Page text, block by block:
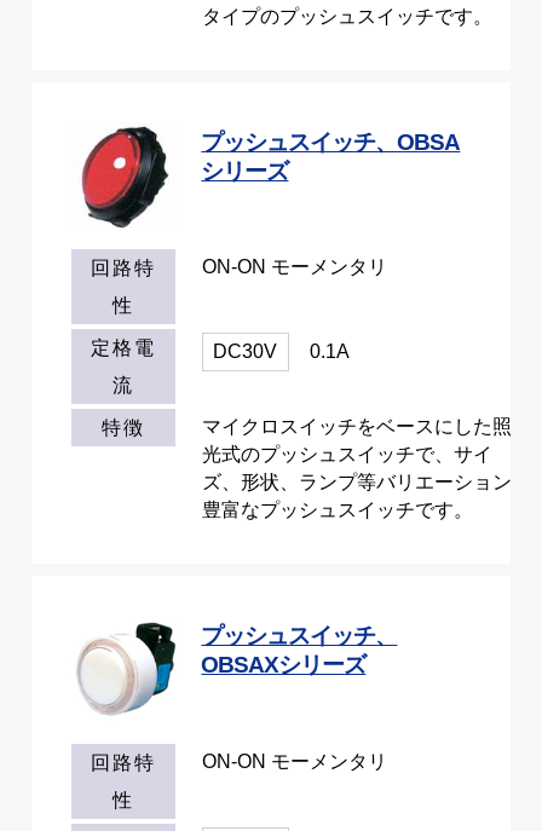
タイプのプッシュスイッチです。
プッシュスイッチ、OBSA
シリーズ
回路特
性
ON-ON モーメンタリ
定格電
流
DC30V 0.1A
特徴
マイクロスイッチをベースにした照
光式のプッシュスイッチで、サイ
ズ、形状、ランプ等バリエーション
豊富なプッシュスイッチです。
プッシュスイッチ、
OBSAXシリーズ
回路特
性
ON-ON モーメンタリ